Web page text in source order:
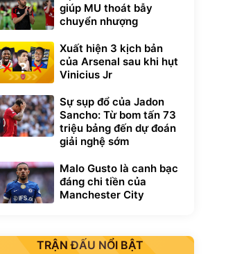
giúp MU thoát bẫy
chuyển nhượng
Xuất hiện 3 kịch bản
của Arsenal sau khi hụt
Vinicius Jr
Sự sụp đổ của Jadon
Sancho: Từ bom tấn 73
triệu bảng đến dự đoán
giải nghệ sớm
Malo Gusto là canh bạc
đáng chi tiền của
Manchester City
TRẬN ĐẤU NỔI BẬT